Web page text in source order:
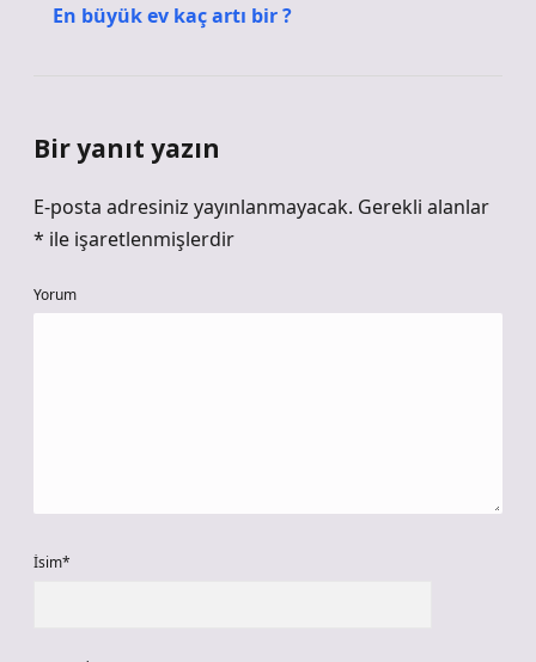
En büyük ev kaç artı bir ?
Bir yanıt yazın
E-posta adresiniz yayınlanmayacak. Gerekli alanlar
* ile işaretlenmişlerdir
Yorum
İsim*